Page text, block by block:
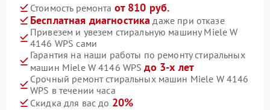
Стоимость ремонта от 810 руб.
Бесплатная диагностика даже при отказе
Привезем и увезем стиральную машину Miele W
4146 WPS сами
Гарантия на наши работы по ремонту стиральных
машин Miele W 4146 WPSдо 3-х лет
Срочный ремонт стиральных машин Miele W 4146
WPS в течении часа
Скидка для вас до 20%